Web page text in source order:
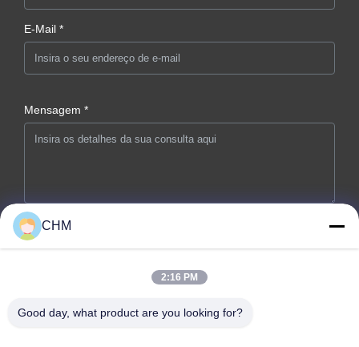
E-Mail *
Mensagem *
CHM
2:16 PM
Good day, what product are you looking for?